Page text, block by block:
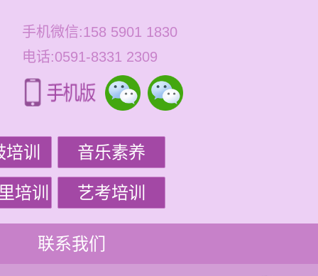
手机微信:158 5901 1830
电话:0591-8331 2309
训 音乐素养
培训 艺考培训
联系我们